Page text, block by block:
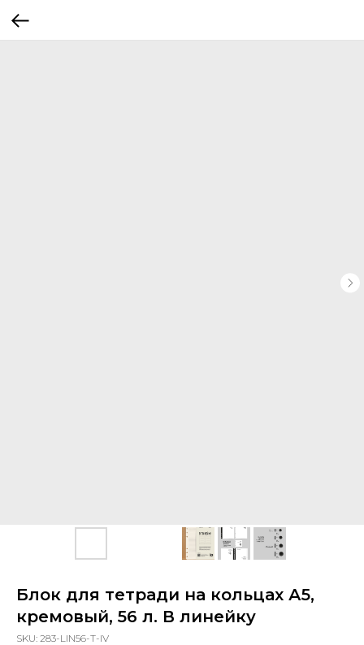
Блок для тетради на кольцах А5,
кремовый, 56 л. В линейку
SKU: 283-LIN56-T-IV